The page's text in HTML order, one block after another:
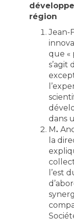
région
Jean-
que «
s’agit
dans
M.
la
l’est